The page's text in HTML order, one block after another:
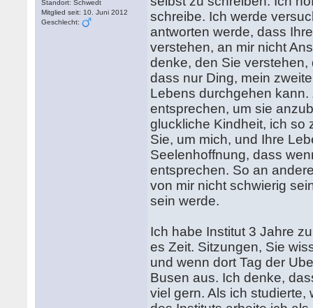
Standort: Schwedt
Mitglied seit: 10. Juni 2012
Geschlecht:
schreibe. Ich werde
antworten werde, dass
verstehen, an mir nicht
denke, den Sie
dass nur Ding, mein
Lebens durchgehen
entsprechen, um sie
gluckliche Kindheit, ich so
Sie, um mich, und Ihre
Seelenhoffnung, dass
entsprechen. So an
von mir nicht schwierig
sein werde.
Ich habe Institut 3 Jahre
es Zeit. Sitzungen, Sie
und wenn dort Tag der
Busen aus. Ich denke,
viel gern. Als ich